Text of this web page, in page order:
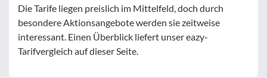
Die Tarife liegen preislich im Mittelfeld, doch durch
besondere Aktionsangebote werden sie zeitweise
interessant. Einen Überblick liefert unser eazy-
Tarifvergleich auf dieser Seite.